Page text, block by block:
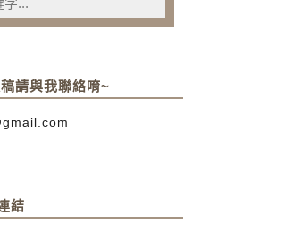
請與我聯絡唷~
結